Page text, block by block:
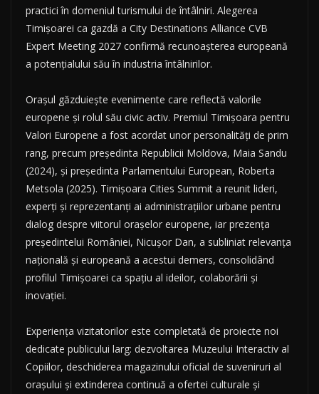
practici în domeniul turismului de întâlniri. Alegerea
Timișoarei ca gazdă a City Destinations Alliance CVB
Expert Meeting 2027 confirmă recunoașterea europeană
a potențialului său în industria întâlnirilor.
Orașul găzduiește evenimente care reflectă valorile
europene și rolul său civic activ. Premiul Timișoara pentru
Valori Europene a fost acordat unor personalități de prim
rang, precum președinta Republicii Moldova, Maia Sandu
(2024), și președinta Parlamentului European, Roberta
Metsola (2025). Timișoara Cities Summit a reunit lideri,
experți și reprezentanți ai administrațiilor urbane pentru
dialog despre viitorul orașelor europene, iar prezența
președintelui României, Nicușor Dan, a subliniat relevanța
națională și europeană a acestui demers, consolidând
profilul Timișoarei ca spațiu al ideilor, colaborării și
inovației.
Experiența vizitatorilor este completată de proiecte noi
dedicate publicului larg: dezvoltarea Muzeului Interactiv al
Copiilor, deschiderea magazinului oficial de suveniruri al
orașului și extinderea continuă a ofertei culturale și